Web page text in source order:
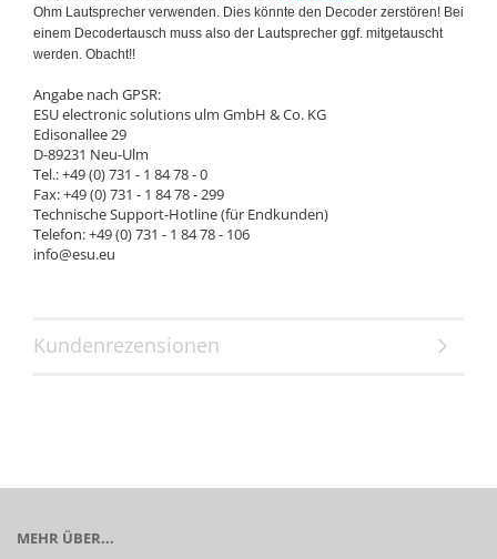
Ohm Lautsprecher verwenden. Dies könnte den Decoder zerstören! Bei
einem Decodertausch muss also der Lautsprecher ggf. mitgetauscht
werden. Obacht!!
Angabe nach GPSR:
ESU electronic solutions ulm GmbH & Co. KG
Edisonallee 29
D-89231 Neu-Ulm
Tel.: +49 (0) 731 - 1 84 78 - 0
Fax: +49 (0) 731 - 1 84 78 - 299
Technische Support-Hotline (für Endkunden)
Telefon: +49 (0) 731 - 1 84 78 - 106
info@esu.eu
Kundenrezensionen
MEHR ÜBER...